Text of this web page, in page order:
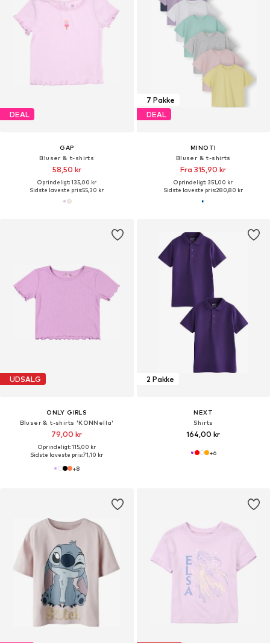
DEAL
GAP
Bluser & t-shirts
58,50 kr
Oprindeligt: 135,00 kr
Sidste laveste pris:55,30 kr
7 Pakke
DEAL
MINOTI
Bluser & t-shirts
Fra 315,90 kr
Oprindeligt: 351,00 kr
Sidste laveste pris:280,80 kr
UDSALG
ONLY GIRLS
Bluser & t-shirts 'KONNella'
79,00 kr
Oprindeligt: 115,00 kr
Sidste laveste pris:71,10 kr
+8
2 Pakke
NEXT
Shirts
164,00 kr
+6